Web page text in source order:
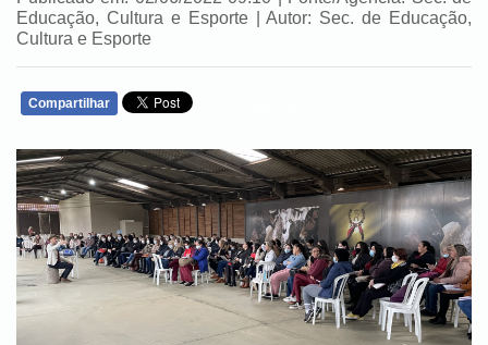
Educação, Cultura e Esporte | Autor: Sec. de Educação,
Cultura e Esporte
Compartilhar